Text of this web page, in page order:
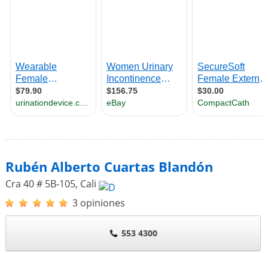
Rubén Alberto Cuartas Blandón
Cra 40 # 5B-105, Cali
3 opiniones
553 4300